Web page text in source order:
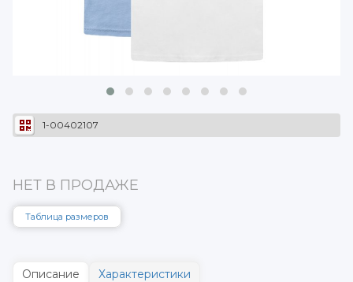
1-00402107
НЕТ В ПРОДАЖЕ
Таблица размеров
Описание Характеристики